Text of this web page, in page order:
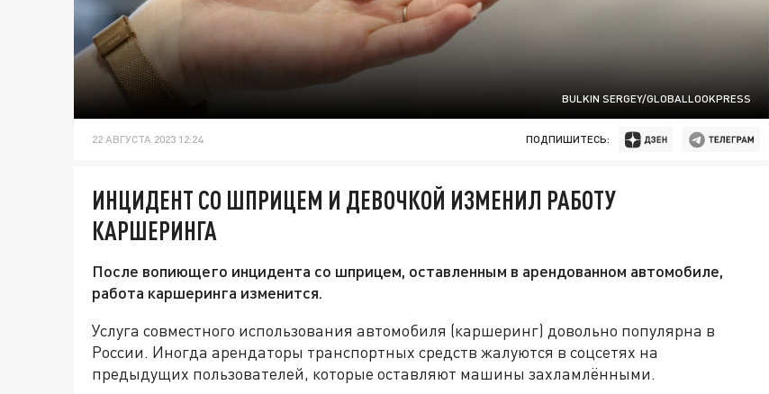
BULKIN SERGEY/GLOBALLOOKPRESS
22 АВГУСТА 2023 12:24 ПОДПИШИТЕСЬ:
ИНЦИДЕНТ СО ШПРИЦЕМ И ДЕВОЧКОЙ ИЗМЕНИЛ РАБОТУ
КАРШЕРИНГА
После вопиющего инцидента со шприцем, оставленным в арендованном автомобиле,
работа каршеринга изменится.
Услуга совместного использования автомобиля (каршеринг) довольно популярна в
России. Иногда арендаторы транспортных средств жалуются в соцсетях на
предыдущих пользователей, которые оставляют машины захламлёнными.